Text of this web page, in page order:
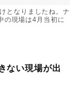
となりましたね。ナ
の現場は4月当初に
ない現場が出